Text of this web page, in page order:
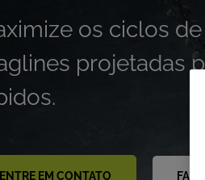
os ciclos
projetadas
ENTRE EM CONTATO